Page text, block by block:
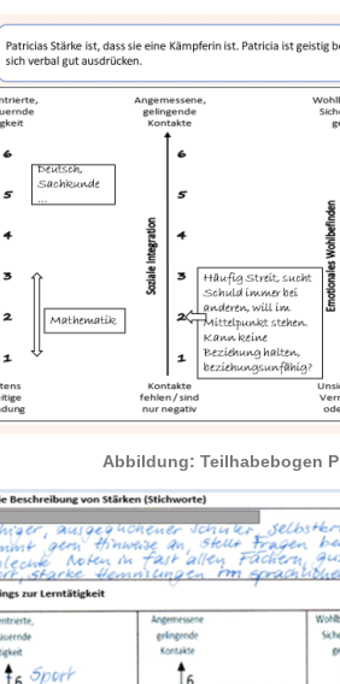
Abbildung: Teilhabebogen